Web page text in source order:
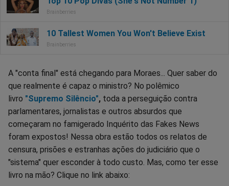
A "conta final" está chegando para Moraes... Quer saber do
que realmente é capaz o ministro? No polêmico
livro "Supremo Silêncio", toda a perseguição contra
parlamentares, jornalistas e outros absurdos que
começaram no famigerado Inquérito das Fakes News
foram expostos! Nessa obra estão todos os relatos de
censura, prisões e estranhas ações do judiciário que o
"sistema" quer esconder à todo custo. Mas, como ter esse
livro na mão? Clique no link abaixo: